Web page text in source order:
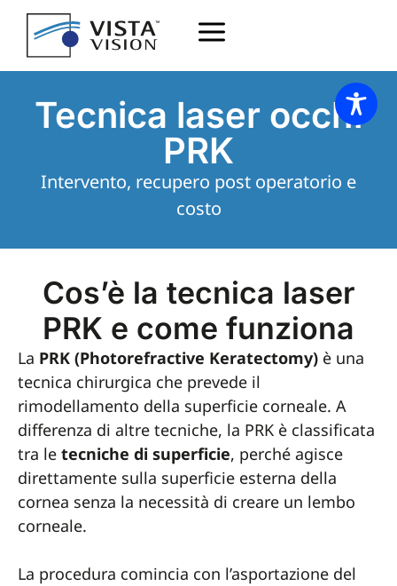
Tecnica laser occhi
PRK
Intervento, recupero post operatorio e
costo
Cos’è la tecnica laser
PRK e come funziona
La PRK (Photorefractive Keratectomy) è una
tecnica chirurgica che prevede il
rimodellamento della superficie corneale. A
differenza di altre tecniche, la PRK è classificata
tra le tecniche di superficie, perché agisce
direttamente sulla superficie esterna della
cornea senza la necessità di creare un lembo
corneale.
La procedura comincia con l’asportazione del